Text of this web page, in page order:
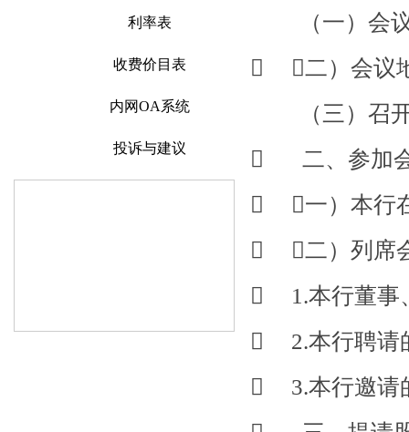
利率表
收费价目表
内网OA系统
投诉与建议
（一）会议
 （二）会议
（三）召开
 二、参加
 （一）本行
 （二）列席
 1.本行董事
 2.本行聘请
 3.本行邀请